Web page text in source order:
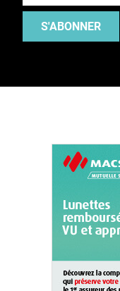
S'ABONNER